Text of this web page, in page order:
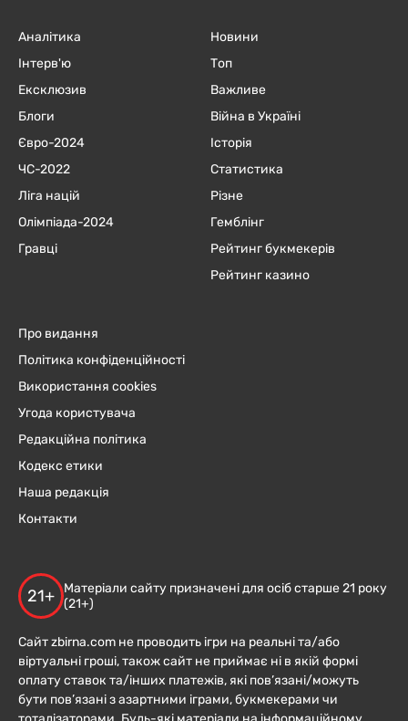
Аналітика
Інтерв'ю
Ексклюзив
Блоги
Євро-2024
ЧC-2022
Ліга націй
Олімпіада-2024
Гравці
Новини
Топ
Важливе
Війна в Україні
Історія
Статистика
Різне
Гемблінг
Рейтинг букмекерів
Рейтинг казино
Про видання
Політика конфіденційності
Використання cookies
Угода користувача
Редакційна політика
Кодекс етики
Наша редакція
Контакти
21+
Матеріали сайту призначені для осіб старше 21 року
(21+)
Сайт zbirna.com не проводить ігри на реальні та/або
віртуальні гроші, також сайт не приймає ні в якій формі
оплату ставок та/інших платежів, які пов’язані/можуть
бути пов’язані з азартними іграми, букмекерами чи